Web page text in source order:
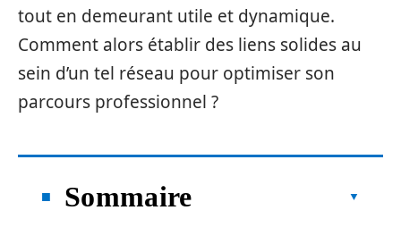
tout en demeurant utile et dynamique.
Comment alors établir des liens solides au
sein d’un tel réseau pour optimiser son
parcours professionnel ?
Sommaire